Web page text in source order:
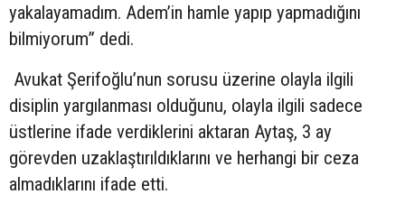
yakalayamadım. Adem’in hamle yapıp yapmadığını
bilmiyorum” dedi.
Avukat Şerifoğlu’nun sorusu üzerine olayla ilgili
disiplin yargılanması olduğunu, olayla ilgili sadece
üstlerine ifade verdiklerini aktaran Aytaş, 3 ay
görevden uzaklaştırıldıklarını ve herhangi bir ceza
almadıklarını ifade etti.